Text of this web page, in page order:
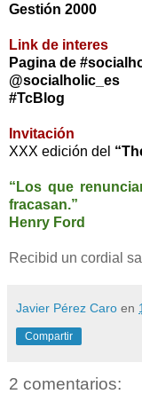
Gestión 2000
Link de interes
Pagina de
@socialholic_es
#TcBlog
Invitación
XXX edición del
“Los que
fracasan.”
Henry Ford
Recibid un cordial
Javier Pérez Caro en
Compartir
2 comentarios: